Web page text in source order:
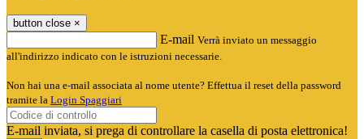
button close ×
E-mail Verrà inviato un messaggio
all'indirizzo indicato con le istruzioni necessarie.
Non hai una e-mail associata al nome utente? Effettua il reset della password
tramite la Login Spaggiari
E-mail inviata, si prega di controllare la casella di posta elettronica!